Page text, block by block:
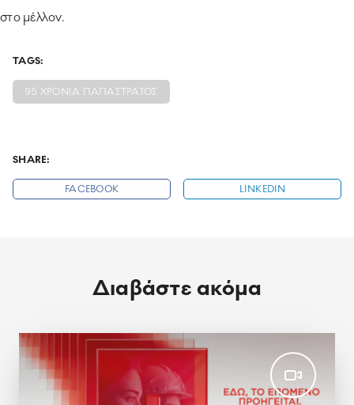
στο μέλλον.
TAGS:
95 ΧΡΟΝΙΑ ΠΑΠΑΣΤΡΑΤΟΣ
SHARE:
FACEBOOK LINKEDIN
Διαβάστε ακόμα